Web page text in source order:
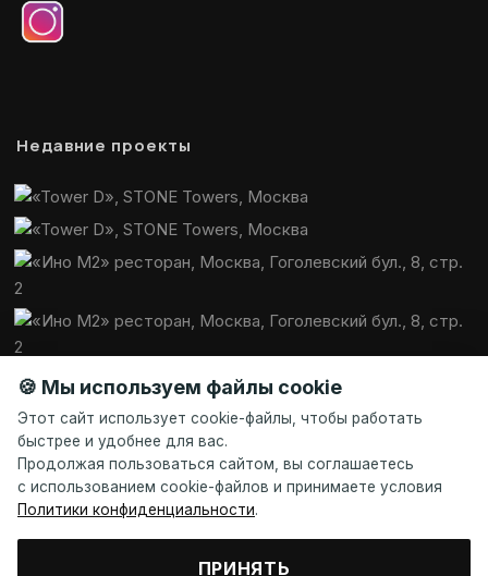
Недавние проекты
🍪 Мы используем файлы cookie
Этот сайт использует cookie-файлы, чтобы работать
быстрее и удобнее для вас.
Продолжая пользоваться сайтом, вы соглашаетесь
с использованием cookie-файлов и принимаете условия
Политики конфиденциальности.
ПРИНЯТЬ